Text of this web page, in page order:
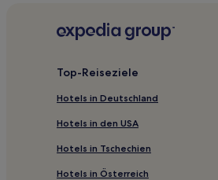
zusätzliche
Gasthäuser in Fortaleza
Ferienwohnungen in
Hotel-Resorts in Porto
Top-Reiseziele
Hotels in Deutschland
Hotels in den USA
Hotels in Tschechien
Hotels in Österreich